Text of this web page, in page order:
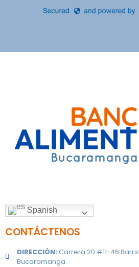
Spanish
CONTÁCTENOS
DIRECCIÓN: Carrera 20 #11-46
Bucaramanga